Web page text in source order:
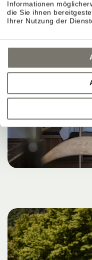
Informationen
die Sie ihnen
Ihrer Nutzung der